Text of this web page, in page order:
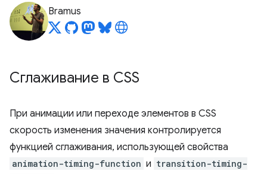
Bramus
Сглаживание в CSS
При анимации или переходе элементов в CSS
скорость изменения значения контролируется
функцией сглаживания, использующей свойства
animation-timing-function и transition-timing-